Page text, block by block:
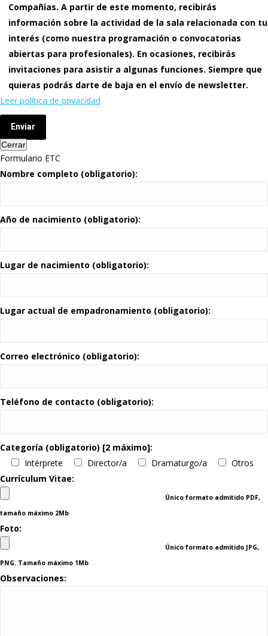
Compañías. A partir de este momento, recibirás
información sobre la actividad de la sala relacionada con tu
interés (como nuestra programación o convocatorias
abiertas para profesionales). En ocasiones, recibirás
invitaciones para asistir a algunas funciones. Siempre que
quieras podrás darte de baja en el envío de newsletter.
Leer política de privacidad
Enviar
Cerrar
Formulario ETC
Nombre completo (obligatorio):
Año de nacimiento (obligatorio):
Lugar de nacimiento (obligatorio):
Lugar actual de empadronamiento (obligatorio):
Correo electrónico (obligatorio):
Teléfono de contacto (obligatorio):
Categoría (obligatorio) [2 máximo]:
Intérprete
Director/a Dramaturgo/a
Otros
Currículum Vitae:
Único formato admitido PDF,
tamaño máximo 2Mb
Foto:
Único formato admitido JPG,
PNG. Tamaño máximo 1Mb
Observaciones: